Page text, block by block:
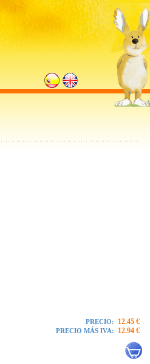
PRECIO: 12.45 €
PRECIO MÁS IVA: 12.94 €